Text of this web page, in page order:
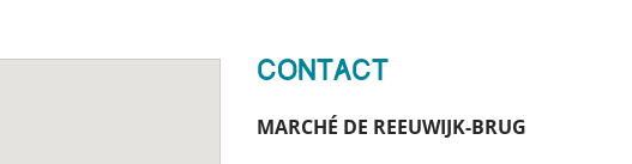
Contact
MARCHÉ DE REEUWIJK-BRUG